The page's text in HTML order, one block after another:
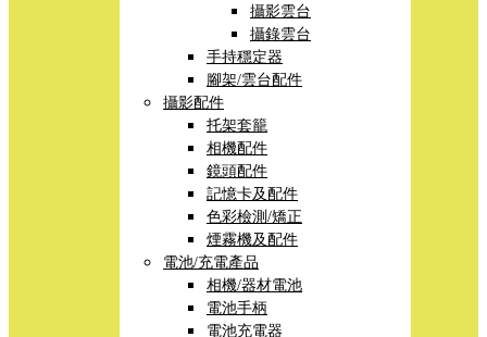
攝影雲台
攝錄雲台
手持穩定器
腳架/雲台配件
攝影配件
托架套籠
相機配件
鏡頭配件
記憶卡及配件
色彩檢測/矯正
煙霧機及配件
電池/充電產品
相機/器材電池
電池手柄
電池充電器